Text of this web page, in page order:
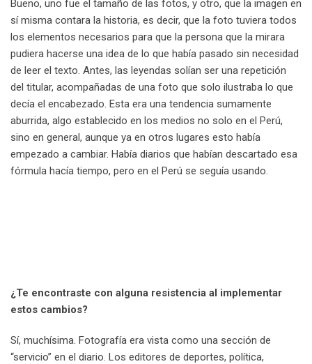
Bueno, uno fue el tamaño de las fotos, y otro, que la imagen en
sí misma contara la historia, es decir, que la foto tuviera todos
los elementos necesarios para que la persona que la mirara
pudiera hacerse una idea de lo que había pasado sin necesidad
de leer el texto. Antes, las leyendas solían ser una repetición
del titular, acompañadas de una foto que solo ilustraba lo que
decía el encabezado. Esta era una tendencia sumamente
aburrida, algo establecido en los medios no solo en el Perú,
sino en general, aunque ya en otros lugares esto había
empezado a cambiar. Había diarios que habían descartado esa
fórmula hacía tiempo, pero en el Perú se seguía usando.
¿Te encontraste con alguna resistencia al implementar
estos cambios?
Sí, muchísima. Fotografía era vista como una sección de
“servicio” en el diario. Los editores de deportes, política,